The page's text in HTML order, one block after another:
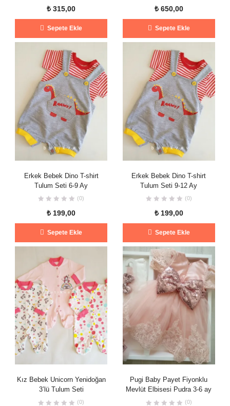
₺ 315,00
Sepete Ekle
₺650,00
Sepete Ekle
Erkek Bebek Dino T-shirt
Tulum Seti 6-9 Ay
(0)
₺ 199,00
Sepete Ekle
Erkek Bebek Dino T-shirt
Tulum Seti 9-12 Ay
(0)
₺199,00
Sepete Ekle
Kız Bebek Unicorn Yenidoğan
3’lü Tulum Seti
(0)
Pugi Baby Payet Fiyonklu
Mevlüt Elbisesi Pudra 3-6 ay
(0)